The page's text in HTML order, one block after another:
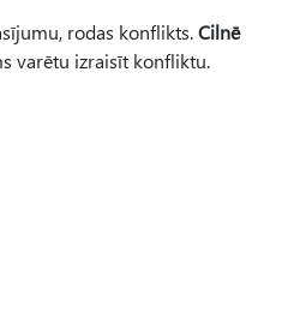
rodas konflikts.Cilnē
varētu izraisīt konfliktu.